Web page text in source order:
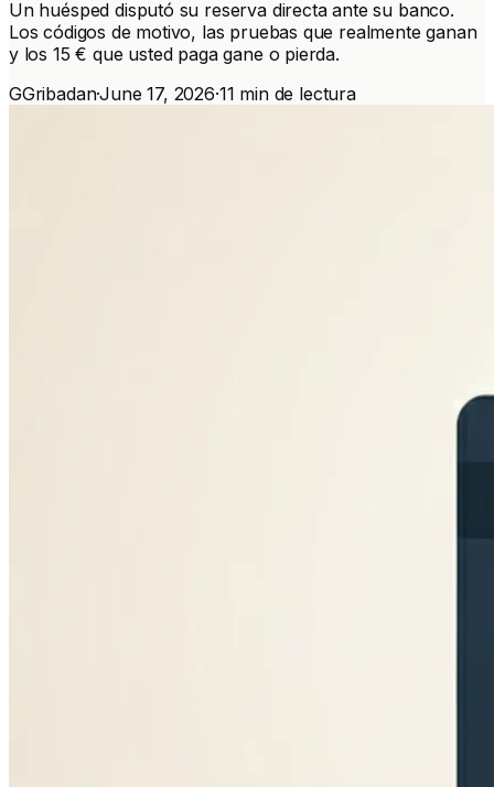
Un huésped disputó su reserva directa ante su banco.
Los códigos de motivo, las pruebas que realmente ganan
y los 15 € que usted paga gane o pierda.
GGribadan·June 17, 2026·11 min de lectura